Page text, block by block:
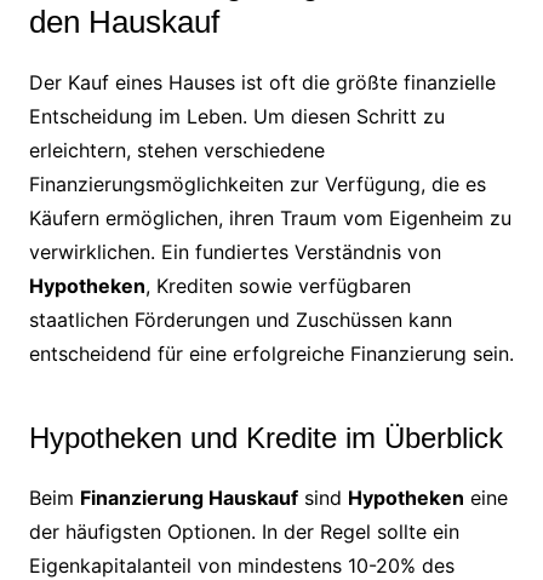
den Hauskauf
Der Kauf eines Hauses ist oft die größte finanzielle
Entscheidung im Leben. Um diesen Schritt zu
erleichtern, stehen verschiedene
Finanzierungsmöglichkeiten zur Verfügung, die es
Käufern ermöglichen, ihren Traum vom Eigenheim zu
verwirklichen. Ein fundiertes Verständnis von
Hypotheken, Krediten sowie verfügbaren
staatlichen Förderungen und Zuschüssen kann
entscheidend für eine erfolgreiche Finanzierung sein.
Hypotheken und Kredite im Überblick
Beim Finanzierung Hauskaufsind Hypotheken eine
der häufigsten Optionen. In der Regel sollte ein
Eigenkapitalanteil von mindestens 10-20% des